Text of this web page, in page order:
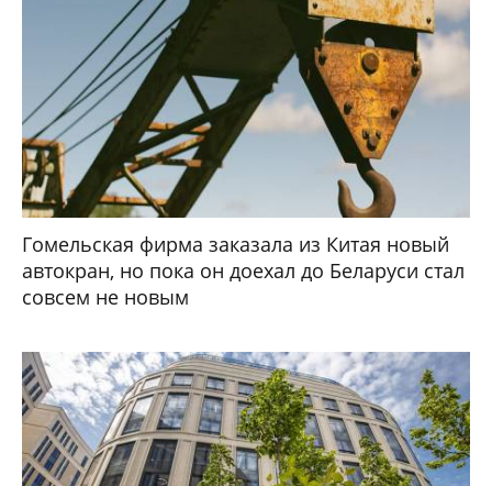
Гомельская фирма заказала из Китая новый
автокран, но пока он доехал до Беларуси стал
совсем не новым